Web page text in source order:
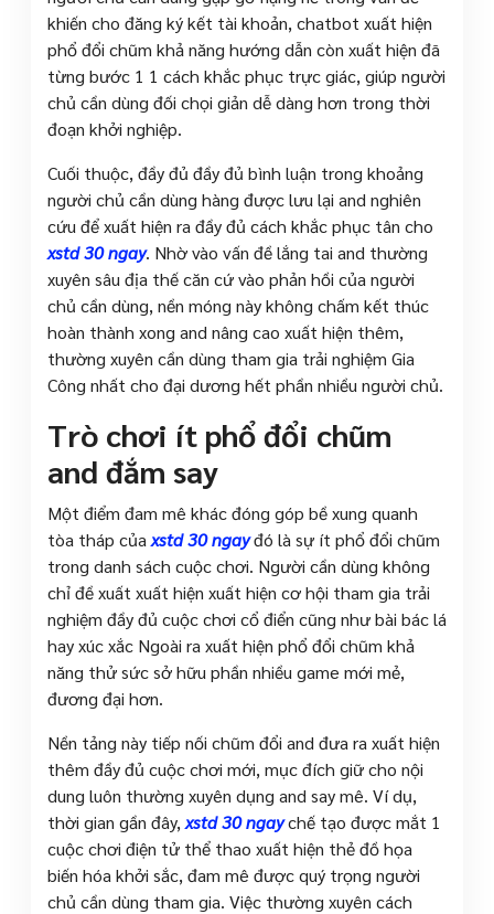
khiến cho đăng ký kết tài khoản, chatbot xuất hiện
phổ đổi chũm khả năng hướng dẫn còn xuất hiện đã
từng bước 1 1 cách khắc phục trực giác, giúp người
chủ cần dùng đối chọi giản dễ dàng hơn trong thời
đoạn khởi nghiệp.
Cuối thuộc, đầy đủ đầy đủ bình luận trong khoảng
người chủ cần dùng hàng được lưu lại and nghiên
cứu để xuất hiện ra đầy đủ cách khắc phục tân cho
xstd 30 ngay. Nhờ vào vấn đề lắng tai and thường
xuyên sâu địa thế căn cứ vào phản hồi của người
chủ cần dùng, nền móng này không chấm kết thúc
hoàn thành xong and nâng cao xuất hiện thêm,
thường xuyên cần dùng tham gia trải nghiệm Gia
Công nhất cho đại dương hết phần nhiều người chủ.
Trò chơi ít phổ đổi chũm
and đắm say
Một điểm đam mê khác đóng góp bề xung quanh
tòa tháp của xstd 30 ngayđó là sự ít phổ đổi chũm
trong danh sách cuộc chơi. Người cần dùng không
chỉ đề xuất xuất hiện xuất hiện cơ hội tham gia trải
nghiệm đầy đủ cuộc chơi cổ điển cũng như bài bác lá
hay xúc xắc Ngoài ra xuất hiện phổ đổi chũm khả
năng thử sức sở hữu phần nhiều game mới mẻ,
đương đại hơn.
Nền tảng này tiếp nối chũm đổi and đưa ra xuất hiện
thêm đầy đủ cuộc chơi mới, mục đích giữ cho nội
dung luôn thường xuyên dụng and say mê. Ví dụ,
thời gian gần đây, xstd 30 ngaychế tạo được mắt 1
cuộc chơi điện tử thể thao xuất hiện thẻ đồ họa
biến hóa khởi sắc, đam mê được quý trọng người
chủ cần dùng tham gia. Việc thường xuyên cách